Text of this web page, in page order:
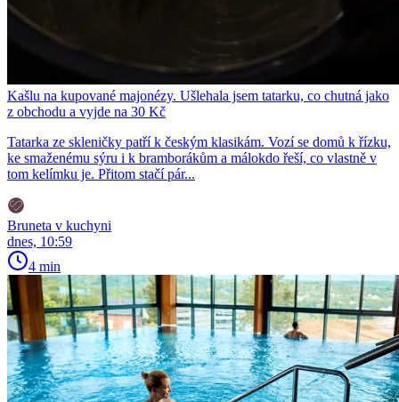
Kašlu na kupované majonézy. Ušlehala jsem tatarku, co chutná jako
z obchodu a vyjde na 30 Kč
Tatarka ze skleničky patří k českým klasikám. Vozí se domů k řízku,
ke smaženému sýru i k bramborákům a málokdo řeší, co vlastně v
tom kelímku je. Přitom stačí pár...
Bruneta v kuchyni
dnes, 10:59
4 min